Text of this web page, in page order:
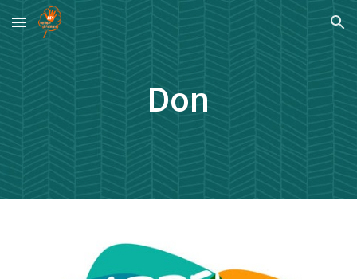
Skip to main content Skip to navigation
Don